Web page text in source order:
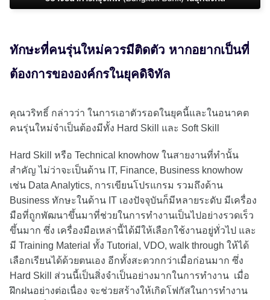
ทักษะที่คนรุ่นใหม่ควรมีติดตัว หากอยากเป็นที่
ต้องการขององค์กรในยุคดิจิทัล
คุณวริทธิ์ กล่าวว่า ในการเอาตัวรอดในยุคนี้และในอนาคต
คนรุ่นใหม่จำเป็นต้องมีทั้ง Hard Skill และ Soft Skill
Hard Skill หรือ Technical knowhow ในสายงานที่ทำนั้น
สำคัญ ไม่ว่าจะเป็นด้าน IT, Finance, Business knowhow
เช่น Data Analytics, การเขียนโปรแกรม รวมถึงด้าน
Business ทักษะในด้าน IT เองปัจจุบันก็มีหลายระดับ มีเครื่อง
มือที่ถูกพัฒนาขึ้นมาที่ช่วยในการทำงานเป็นไปอย่างรวดเร็ว
ขึ้นมาก ซึ่ง เครื่องมือเหล่านี้ได้มีให้เลือกใช้งานอยู่ทั่วไป และ
มี Training Material ทั้ง Tutorial, VDO, walk through ให้ได้
เลือกเรียนได้ด้วยตนเอง อีกทั้งสะดวกกว่าเมื่อก่อนมาก ซึ่ง
Hard Skill ส่วนนี้เป็นสิ่งจำเป็นอย่างมากในการทำงาน เมื่อ
ฝึกฝนอย่างต่อเนื่อง จะช่วยสร้างให้เกิดโฟกัสในการทำงาน